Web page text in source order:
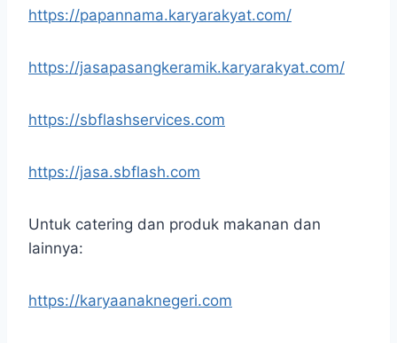
https://papannama.karyarakyat.com/
https://jasapasangkeramik.karyarakyat.com/
https://sbflashservices.com
https://jasa.sbflash.com
Untuk catering dan produk makanan dan
lainnya:
https://karyaanaknegeri.com